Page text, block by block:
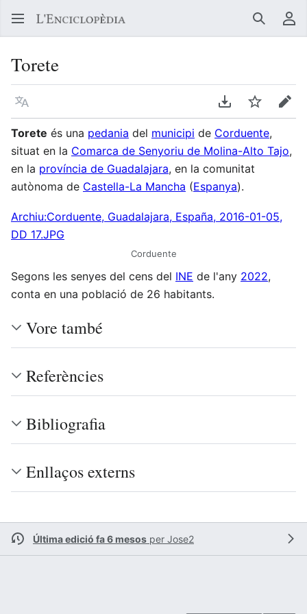
Buscar
Torete
Llegir en un atre idioma Descarregar en
Vigilar
Torete és una pedania del municipi de Corduente,
situat en la Comarca de Senyoriu de Molina-Alto Tajo,
en la província de Guadalajara, en la comunitat
autònoma de Castella-La Mancha (Espanya).
Archiu:Corduente, Guadalajara, España, 2016-01-05,
DD 17.JPG
Corduente
Segons les senyes del cens del INE de l'any 2022,
conta en una població de 26 habitants.
Vore també
Referències
Bibliografia
Enllaços externs
Última edició fa 6 mesos per Jose2